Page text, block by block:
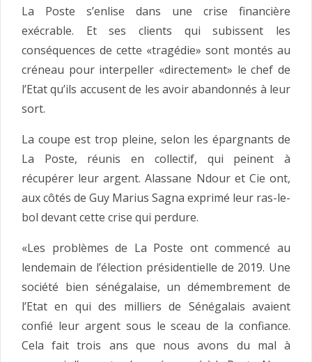
La Poste s’enlise dans une crise financière
exécrable. Et ses clients qui subissent les
conséquences de cette «tragédie» sont montés au
créneau pour interpeller «directement» le chef de
l’Etat qu’ils accusent de les avoir abandonnés à leur
sort.
La coupe est trop pleine, selon les épargnants de
La Poste, réunis en collectif, qui peinent à
récupérer leur argent. Alassane Ndour et Cie ont,
aux côtés de Guy Marius Sagna exprimé leur ras-le-
bol devant cette crise qui perdure.
«Les problèmes de La Poste ont commencé au
lendemain de l’élection présidentielle de 2019. Une
société bien sénégalaise, un démembrement de
l’Etat en qui des milliers de Sénégalais avaient
confié leur argent sous le sceau de la confiance.
Cela fait trois ans que nous avons du mal à